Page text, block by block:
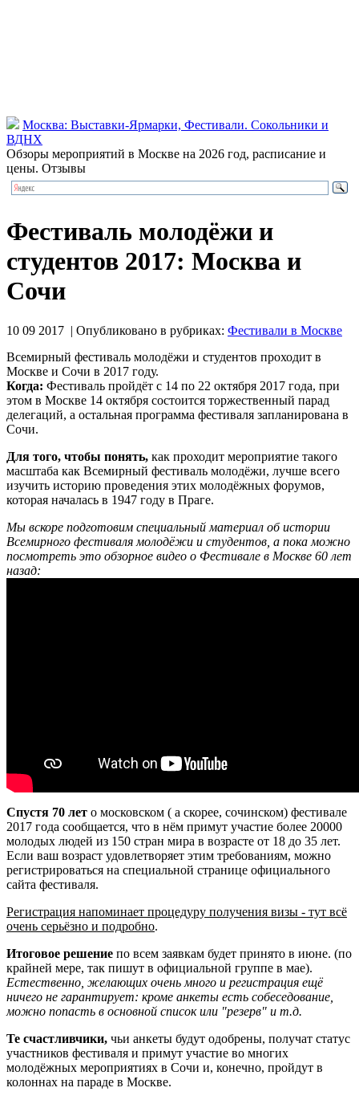
Москва: Выставки-Ярмарки, Фестивали. Сокольники и
ВДНХ
Обзоры мероприятий в Москве на 2026 год, расписание и
цены. Отзывы
Фестиваль молодёжи и
студентов 2017: Москва и
Сочи
10 09 2017 | Опубликовано в рубриках: Фестивали в Москве
Всемирный фестиваль молодёжи и студентов проходит в
Москве и Сочи в 2017 году.
Когда: Фестиваль пройдёт с 14 по 22 октября 2017 года, при
этом в Москве 14 октября состоится торжественный парад
делегаций, а остальная программа фестиваля запланирована в
Сочи.
Для того, чтобы понять, как проходит мероприятие такого
масштаба как Всемирный фестиваль молодёжи, лучше всего
изучить историю проведения этих молодёжных форумов,
которая началась в 1947 году в Праге.
Мы вскоре подготовим специальный материал об истории
Всемирного фестиваля молодёжи и студентов, а пока можно
посмотреть это обзорное видео о Фестивале в Москве 60 лет
назад:
Спустя 70 лет о московском ( а скорее, сочинском) фестивале
2017 года сообщается, что в нём примут участие более 20000
молодых людей из 150 стран мира в возрасте от 18 до 35 лет.
Если ваш возраст удовлетворяет этим требованиям, можно
регистрироваться на специальной странице официального
сайта фестиваля.
Регистрация напоминает процедуру получения визы - тут всё
очень серьёзно и подробно.
Итоговое решение по всем заявкам будет принято в июне. (по
крайней мере, так пишут в официальной группе в мае).
Естественно, желающих очень много и регистрация ещё
ничего не гарантирует: кроме анкеты есть собеседование,
можно попасть в основной список или "резерв" и т.д.
Те счастливчики, чьи анкеты будут одобрены, получат статус
участников фестиваля и примут участие во многих
молодёжных мероприятиях в Сочи и, конечно, пройдут в
колоннах на параде в Москве.